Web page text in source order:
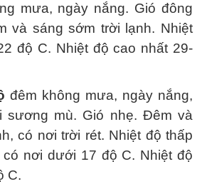
mưa, ngày nắng. Gió đông
và sáng sớm trời lạnh. Nhiệt
độ C. Nhiệt độ cao nhất 29-
đêm không mưa, ngày nắng,
sương mù. Gió nhẹ. Đêm và
có nơi trời rét. Nhiệt độ thấp
có nơi dưới 17 độ C. Nhiệt độ
C.